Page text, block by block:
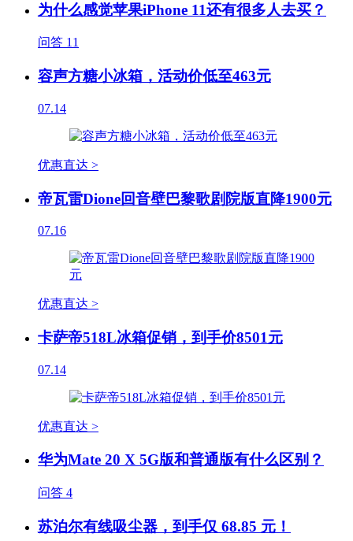
为什么感觉苹果iPhone 11还有很多人去买？
问答 11
容声方糖小冰箱，活动价低至463元
07.14
优惠直达 >
帝瓦雷Dione回音壁巴黎歌剧院版直降1900元
07.16
优惠直达 >
卡萨帝518L冰箱促销，到手价8501元
07.14
优惠直达 >
华为Mate 20 X 5G版和普通版有什么区别？
问答 4
苏泊尔有线吸尘器，到手仅 68.85 元！